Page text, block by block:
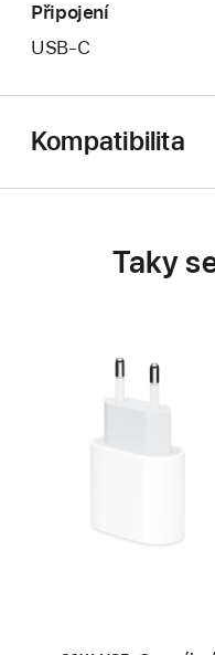
Připojení
USB‑C
Kompatibilita
Taky